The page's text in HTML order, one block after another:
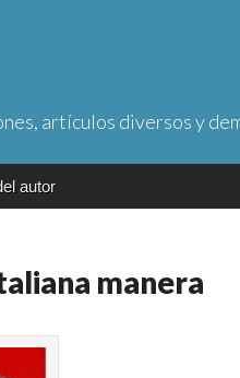
artículos diversos y
autor
manera